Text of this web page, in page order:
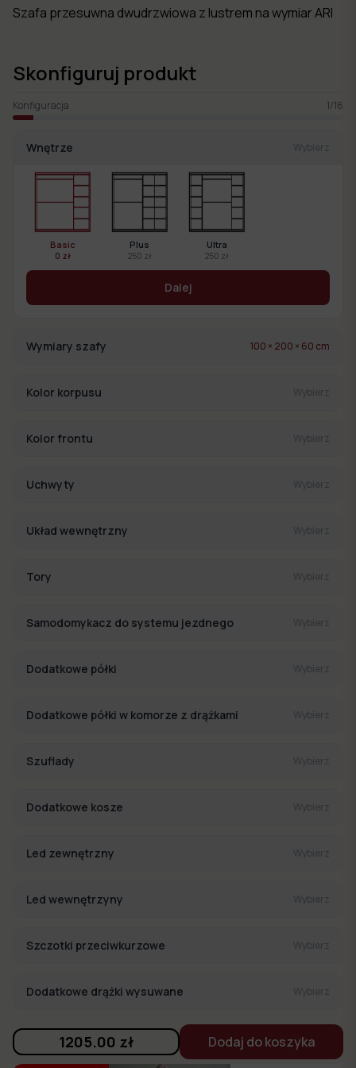
Szafa przesuwna dwudrzwiowa z lustrem na wymiar ARI
Skonfiguruj produkt
Konfiguracja 1/16
Wnętrze Wybierz
Basic
0 zł
Plus
250 zł
Ultra
250 zł
Dalej
Wymiary szafy 100 × 200 × 60 cm
Kolor korpusu Wybierz
Kolor frontu Wybierz
Uchwyty Wybierz
Układ wewnętrzny Wybierz
Tory Wybierz
Samodomykacz do systemu jezdnego Wybierz
Dodatkowe półki Wybierz
Dodatkowe półki w komorze z drążkami Wybierz
Szuflady Wybierz
Dodatkowe kosze Wybierz
Led zewnętrzny Wybierz
Led wewnętrzyny Wybierz
Szczotki przeciwkurzowe Wybierz
Dodatkowe drążki wysuwane Wybierz
1205.00 zł Dodaj do koszyka